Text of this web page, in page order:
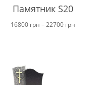
Памятник S20
16800 грн –22700 грн